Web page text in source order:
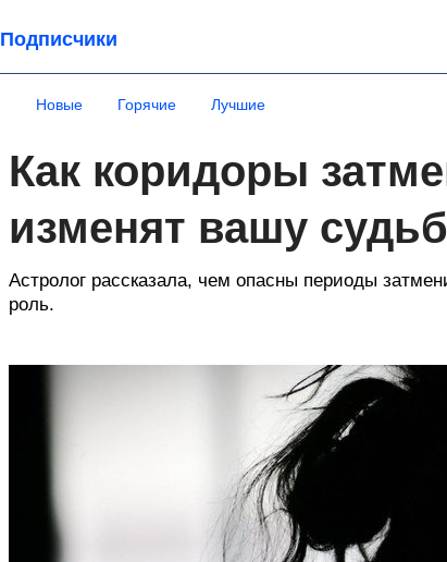
Подписчики
Новые Горячие Лучшие
Как коридоры
изменят вашу
Астролог рассказала, чем опасны периоды
роль.